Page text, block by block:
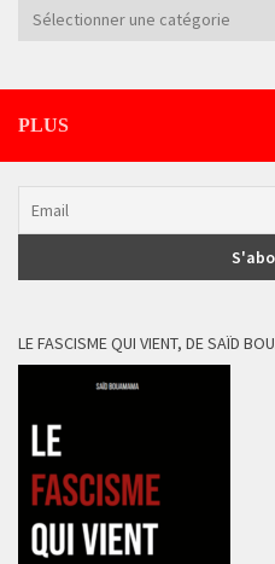
Catégories
PLUS
LE FASCISME QUI VIENT, DE SAÏD